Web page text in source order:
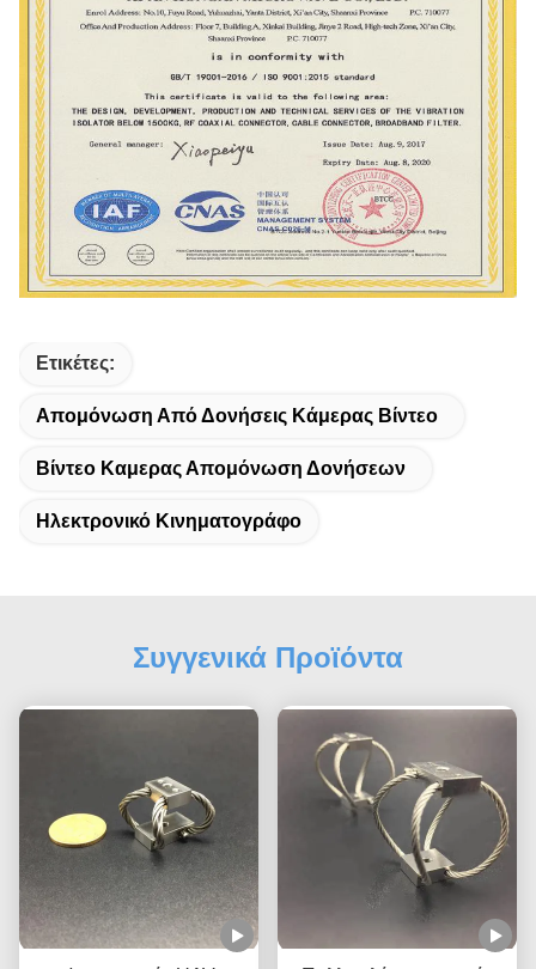
Ετικέτες:
Απομόνωση Από Δονήσεις Κάμερας Βίντεο
Βίντεο Καμερας Απομόνωση Δονήσεων
Ηλεκτρονικό Κινηματογράφο
Συγγενικά Προϊόντα